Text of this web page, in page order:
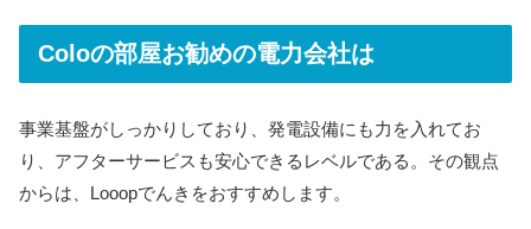
Coloの部屋お勧めの電力会社は
事業基盤がしっかりしており、発電設備にも力を入れてお
り、アフターサービスも安心できるレベルである。その観点
からは、Looopでんきをおすすめします。